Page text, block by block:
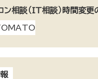
ン相談（IT相談）時間変更